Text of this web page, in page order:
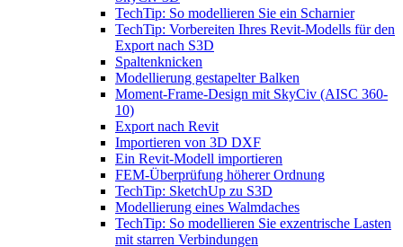
TechTip: So modellieren Sie ein Scharnier
TechTip: Vorbereiten Ihres Revit-Modells für den
Export nach S3D
Spaltenknicken
Modellierung gestapelter Balken
Moment-Frame-Design mit SkyCiv (AISC 360-
10)
Export nach Revit
Importieren von 3D DXF
Ein Revit-Modell importieren
FEM-Überprüfung höherer Ordnung
TechTip: SketchUp zu S3D
Modellierung eines Walmdaches
TechTip: So modellieren Sie exzentrische Lasten
mit starren Verbindungen